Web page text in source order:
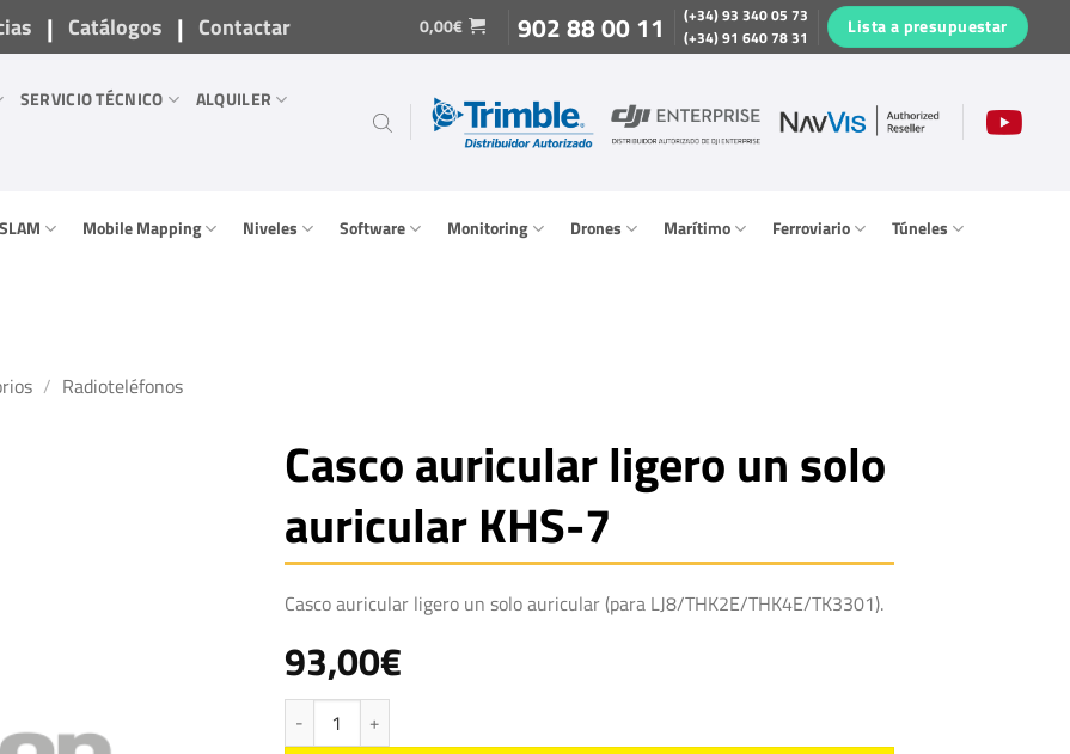
| Catálogos | Contactar 0,00€ 902 88 00 11
(+34) 93 340 05 73
(+34) 91 640 78 31
Lista a presupuestar
SERVICIO TÉCNICO
ALQUILER
Mobile Mapping Niveles Software Monitoring Drones Marítimo Ferroviario Túneles
/ Radioteléfonos
Casco auricular ligero un solo
auricular KHS-7
Casco auricular ligero un solo auricular (para LJ8/THK2E/THK4E/TK3301).
93,00€
Casco auricular ligero un solo auricular KHS-7 cantidad